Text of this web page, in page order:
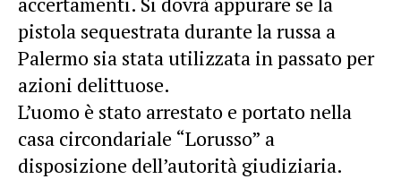
pistola sequestrata durante la russa a
Palermo sia stata utilizzata in passato per
azioni delittuose.
L’uomo è stato arrestato e portato nella
casa circondariale “Lorusso” a
disposizione dell’autorità giudiziaria.